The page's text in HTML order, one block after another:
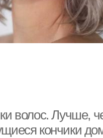
волос. Лучше,
кончики